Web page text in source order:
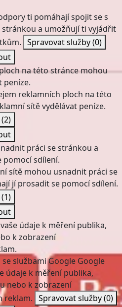
ti pomáhají spojit se s
a umožňují ti vyjádřit
Spravovat služby(0)
na této stránce mohou
peníze.
reklamních ploch na této
sítě vydělávat peníze.
(2)
práci se stránkou a
pomocí sdílení.
sítě mohou usnadnit práci se
jí prosadit se pomocí sdílení.
(1)
údaje k měření publika,
k zobrazení
službami Google Google
údaje k měření publika,
nebo k zobrazení
reklam. Spravovat služby(0)